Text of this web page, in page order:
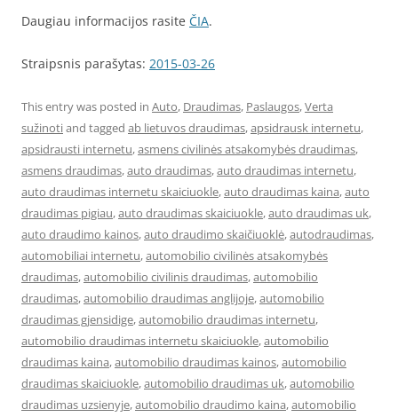
Daugiau informacijos rasite ČIA.
Straipsnis parašytas: 2015-03-26
This entry was posted in Auto, Draudimas, Paslaugos,Verta
sužinotiand tagged ab lietuvos draudimas,apsidrausk internetu,
apsidrausti internetu,asmens civilinės atsakomybės draudimas,
asmens draudimas,auto draudimas,auto draudimas internetu,
auto draudimas internetu skaiciuokle,auto draudimas kaina,auto
draudimas pigiau,auto draudimas skaiciuokle,auto draudimas uk,
auto draudimo kainos,auto draudimo skaičiuoklė,autodraudimas,
automobiliai internetu,automobilio civilinės atsakomybės
draudimas,automobilio civilinis draudimas,automobilio
draudimas,automobilio draudimas anglijoje,automobilio
draudimas gjensidige,automobilio draudimas internetu,
automobilio draudimas internetu skaiciuokle,automobilio
draudimas kaina,automobilio draudimas kainos,automobilio
draudimas skaiciuokle,automobilio draudimas uk,automobilio
draudimas uzsienyje,automobilio draudimo kaina,automobilio